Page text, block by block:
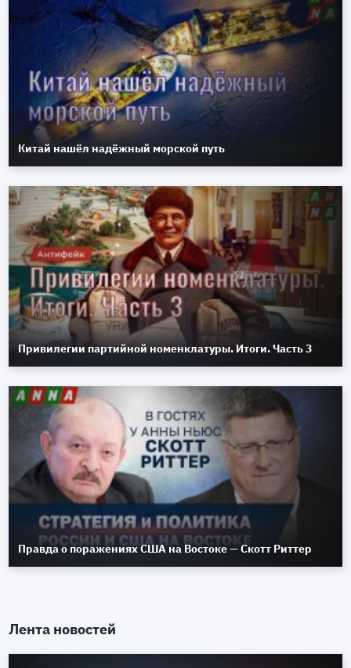
Китай нашёл надёжный морской путь
Привилегии партийной номенклатуры. Итоги. Часть 3
Правда о поражениях США на Востоке — Скотт Риттер
Лента новостей